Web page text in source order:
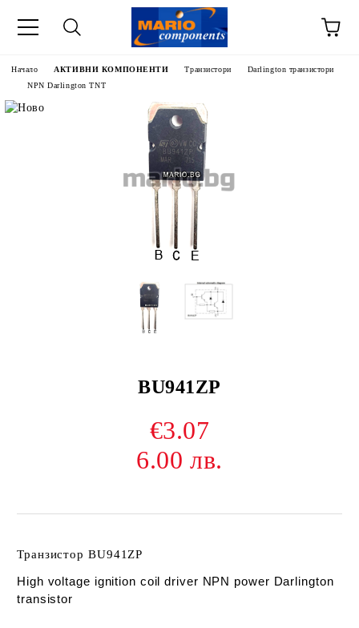
Начало АКТИВНИ КОМПОНЕНТИ Транзистори
Darlington транзистори
NPN Darlington TNT
BU941ZP
€3.07
6.00 лв.
Транзистор BU941ZP
High voltage ignition coil driver NPN power Darlington
transistor